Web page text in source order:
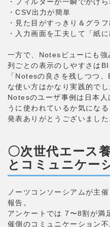
・CSV出力が簡単
・見た目がすっきり＆グラ
・入力画面を工夫して「紙
一方で、Notesビューにも強
列ごとの表示のしやすさはBI
「Notesの良さを残しつつ
な使い方はかなり実践的でし
Notesのユーザ事例は日本人
うに使われているか気になる
発表ありがとうございました
〇次世代エース
とコミュニケー
ノーツコンソーシアムが主
報告。
アンケートでは 7〜8割が満
催側のコミュニケーション不